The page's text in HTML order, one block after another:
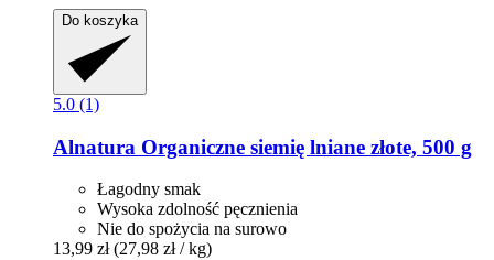
Do koszyka
5.0 (1)
Alnatura Organiczne siemię lniane złote, 500 g
Łagodny smak
Wysoka zdolność pęcznienia
Nie do spożycia na surowo
13,99 zł (27,98 zł / kg)